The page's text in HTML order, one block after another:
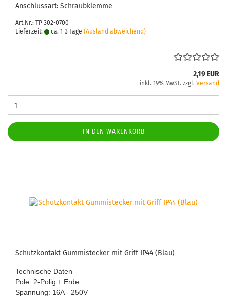
An­schluss­art: Schraub­klem­me
Art.Nr.: TP 302-0700
Lieferzeit:
ca. 1-3 Tage (Ausland abweichend)
2,19 EUR
inkl. 19% MwSt. zzgl. Versand
IN DEN WARENKORB
Schutz­kon­takt Gum­mi­ste­cker mit Griff IP44 (Blau)
Tech­ni­sche Daten
Pole: 2-​Polig + Erde
Span­nung: 16A - 250V